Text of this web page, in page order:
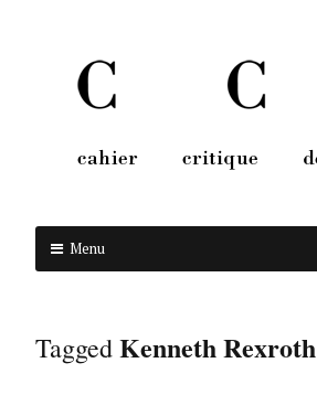
Menu
TaggedKenneth Rexroth